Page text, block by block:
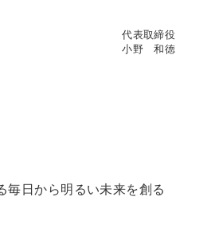
代表取締役
小野 和徳
毎日から明るい未来を創る